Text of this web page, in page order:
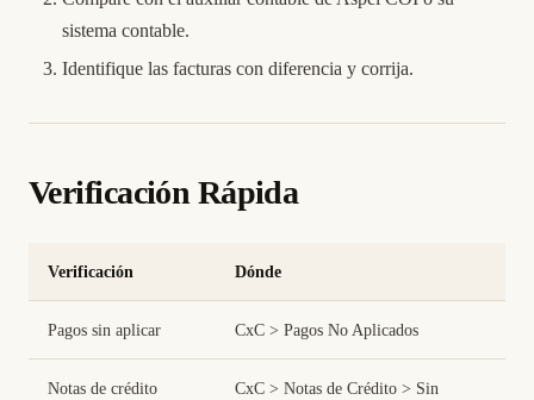
sistema contable.
Identifique las facturas con diferencia y corrija.
Verificación Rápida
Verificación Dónde
Pagos sin aplicar CxC > Pagos No Aplicados
Notas de crédito
CxC > Notas de Crédito > Sin